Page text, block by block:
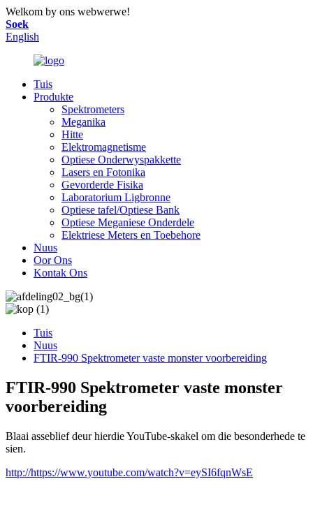
Welkom by ons webwerwe!
Soek
English
Tuis
Produkte
Spektrometers
Meganika
Hitte
Elektromagnetisme
Optiese Onderwyspakkette
Lasers en Fotonika
Gevorderde Fisika
Laboratorium Ligbronne
Optiese tafel/Optiese Bank
Optiese Meganiese Onderdele
Elektriese Meters en Toebehore
Nuus
Oor Ons
Kontak Ons
Tuis
Nuus
FTIR-990 Spektrometer vaste monster voorbereiding
FTIR-990 Spektrometer vaste monster
voorbereiding
Blaai asseblief deur hierdie YouTube-skakel om die besonderhede te
sien.
http://https://www.youtube.com/watch?v=eySI6fqnWsE